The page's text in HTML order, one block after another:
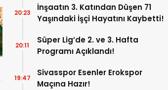
İnşaatın 3. Katından Düşen 71
Yaşındaki İşçi Hayatını Kaybetti!
20:23
Süper Lig’de 2. ve 3. Hafta
Programı Açıklandı!
20:11
Sivasspor Esenler Erokspor
Maçına Hazır!
19:47